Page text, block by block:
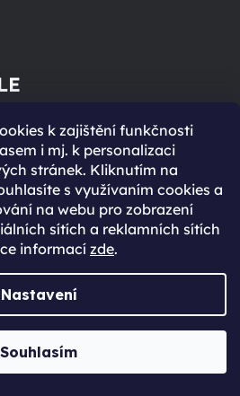
k zajištění funkčnosti
i mj. k personalizaci
stránek. Kliknutím na
s využívaním cookies a
na webu pro zobrazení
sítích a reklamních sítích
informací zde.
Nastavení
Souhlasím
CTA BTN